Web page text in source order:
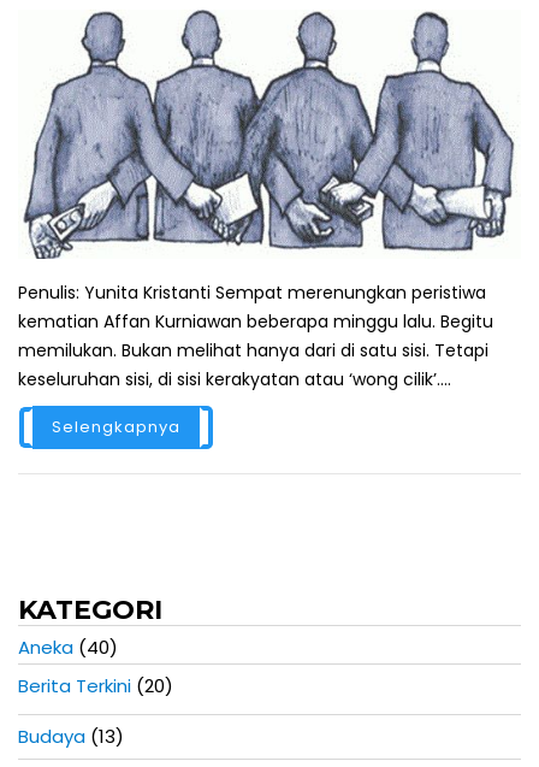
Penulis: Yunita Kristanti Sempat merenungkan peristiwa
kematian Affan Kurniawan beberapa minggu lalu. Begitu
memilukan. Bukan melihat hanya dari di satu sisi. Tetapi
keseluruhan sisi, di sisi kerakyatan atau ‘wong cilik’....
Selengkapnya
KATEGORI
Aneka (40)
Berita Terkini (20)
Budaya (13)